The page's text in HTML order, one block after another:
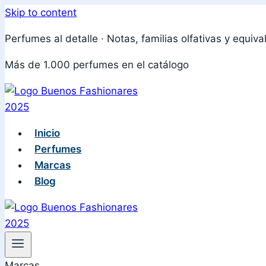
Skip to content
Perfumes al detalle · Notas, familias olfativas y
Más de 1.000 perfumes en el catálogo
Inicio
Perfumes
Marcas
Blog